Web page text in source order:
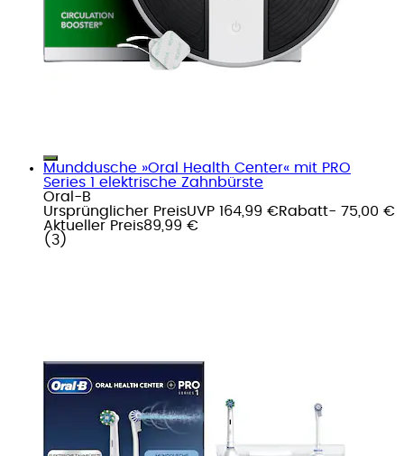
Munddusche »Oral Health Center« mit PRO
Series 1 elektrische Zahnbürste
Oral-B
Ursprünglicher PreisUVP 164,99 €Rabatt- 75,00 €
Aktueller Preis89,99 €
( 3 )